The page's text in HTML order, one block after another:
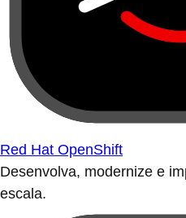
Red Hat OpenShift
Desenvolva, modernize e
escala.